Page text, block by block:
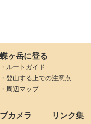
蝶ヶ岳に登る
・ルートガイド
・登山する上での注意点
・周辺マップ
カメラ リンク集